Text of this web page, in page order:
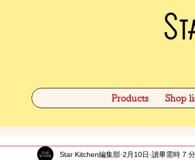
Products Shop
Star Kitchen編集部 2月10日 讀畢需時 7